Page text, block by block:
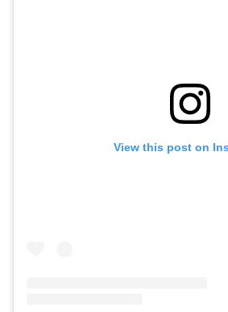
View this post on